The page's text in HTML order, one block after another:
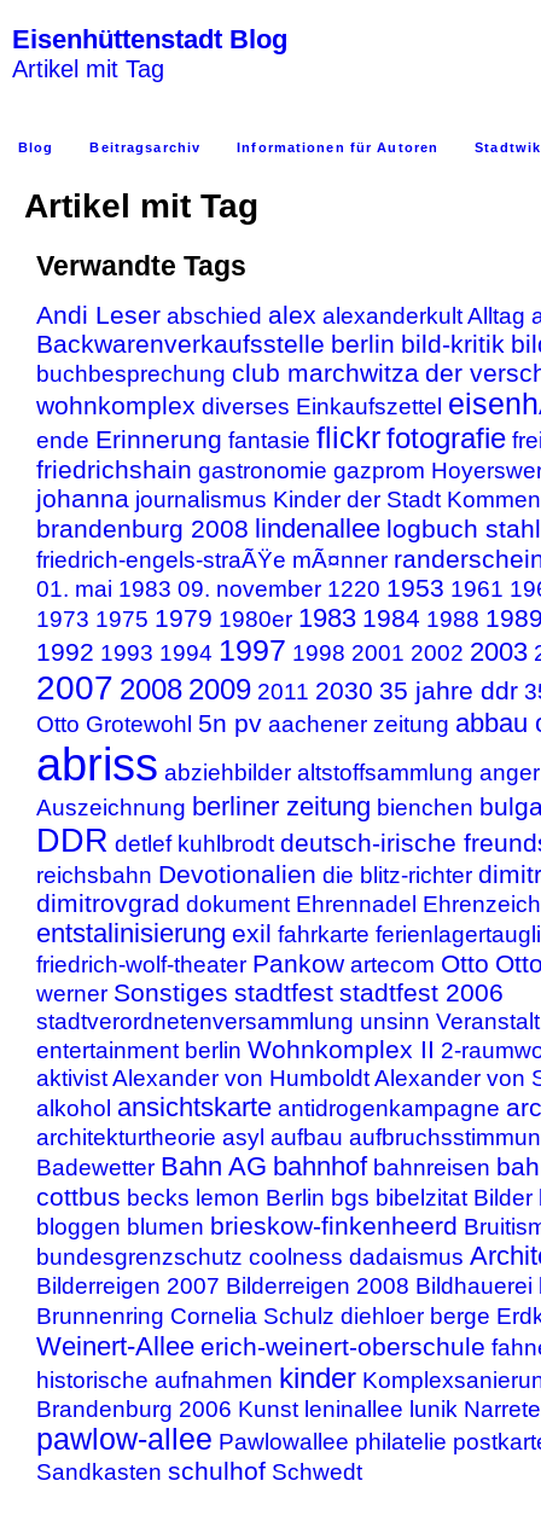
Eisenhüttenstadt Blog
Artikel mit Tag
Blog Beitragsarchiv Informationen für Autoren
Artikel mit Tag
Verwandte Tags
Andi Leser abschied alex alexanderkultAlltag
Backwarenverkaufsstelle berlin bild-kritik
buchbesprechung club marchwitza der
wohnkomplex diverses Einkaufszettel
ende Erinnerung fantasie flickrfotografie
friedrichshain gastronomie gazprom
johanna journalismus Kinder der Stadt
brandenburg 2008 lindenallee logbuch
friedrich-engels-straÃŸe mÃ¤nner
01. mai 1983 09. november 1220 1953 1961
1973 1975 1979 1980er 1983 1984 1988
1992 1993 1994 1997 1998 2001 2002 2003
2007 2008 2009 2011 2030 35 jahre ddr
Otto Grotewohl 5n pv aachener zeitung abbau
abriss abziehbilder altstoffsammlung anger
Auszeichnung berliner zeitung bienchen
DDR detlef kuhlbrodt deutsch-irische
reichsbahn Devotionalien die blitz-richter
dimitrovgrad dokument Ehrennadel
entstalinisierung exil fahrkarte
friedrich-wolf-theater Pankow artecom Otto
werner Sonstiges stadtfest stadtfest 2006
stadtverordnetenversammlung unsinn
entertainment berlin Wohnkomplex II 2-
aktivistAlexander von HumboldtAlexander von
alkohol ansichtskarte antidrogenkampagne
architekturtheorie asyl aufbau
Badewetter Bahn AG bahnhof bahnreisen
cottbus becks lemon Berlin bgs bibelzitat Bilder
bloggen blumen brieskow-finkenheerd
bundesgrenzschutz coolness dadaismus
Bilderreigen 2007 Bilderreigen 2008 Bildhauerei
Brunnenring Cornelia Schulz diehloer berge
Weinert-Allee erich-weinert-oberschule
historische aufnahmen kinder
Brandenburg 2006 Kunst leninallee lunik
pawlow-allee Pawlowallee philatelie
Sandkasten schulhof Schwedt